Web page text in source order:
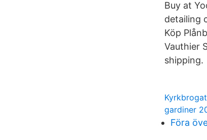
Buy at
detailing
Köp
Vauthier
shipping.
gardiner
Föra